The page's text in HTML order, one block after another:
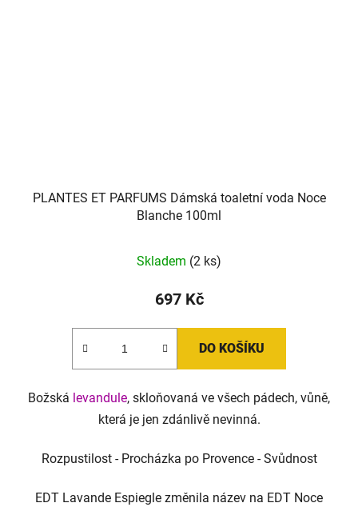
PLANTES ET PARFUMS Dámská toaletní voda Noce
Blanche 100ml
Skladem (2 ks)
697 Kč
DO KOŠÍKU
Božská levandule, skloňovaná ve všech pádech, vůně,
která je jen zdánlivě nevinná.
Rozpustilost - Procházka po Provence - Svůdnost
EDT Lavande Espiegle změnila název na EDT Noce